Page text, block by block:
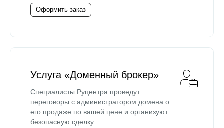
Оформить заказ
Услуга «Доменный брокер»
Специалисты Руцентра проведут
переговоры с администратором домена о
его продаже по вашей цене и организуют
безопасную сделку.